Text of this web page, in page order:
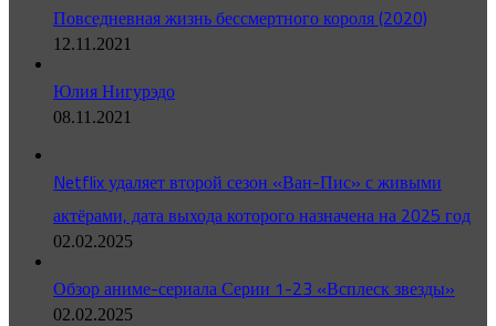
Повседневная жизнь бессмертного короля (2020)
12.11.2021
Юлия Нигурэдо
08.11.2021
Netflix удаляет второй сезон «Ван-Пис» с живыми
актёрами, дата выхода которого назначена на 2025 год
02.02.2025
Обзор аниме-сериала Серии 1-23 «Всплеск звезды»
02.02.2025